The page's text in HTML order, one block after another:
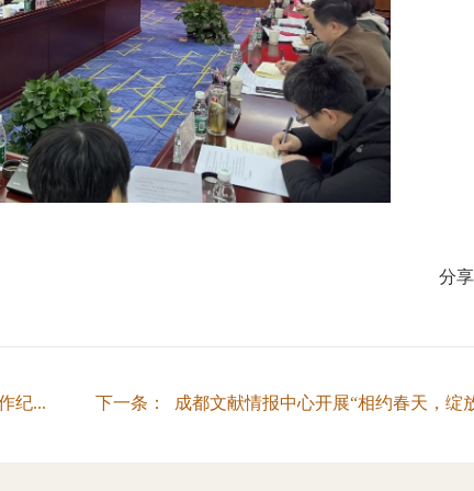
分享
纪... 下一条： 成都文献情报中心开展“相约春天，绽